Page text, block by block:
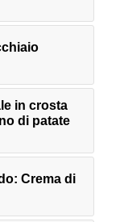
in crosta
di patate
Crema di